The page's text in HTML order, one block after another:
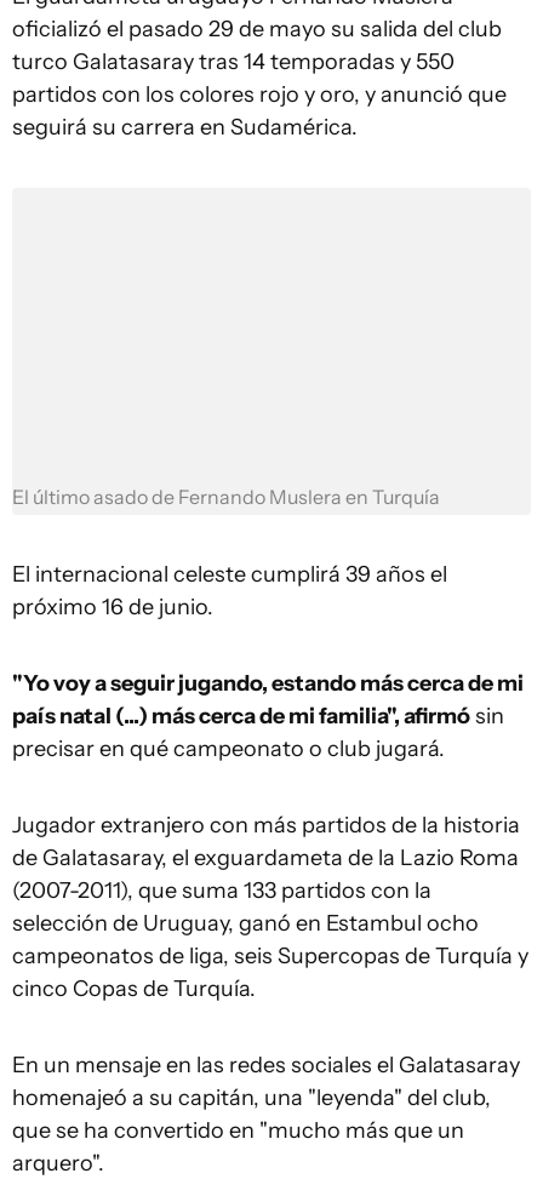
oficializó el pasado 29 de mayo su salida del club
turco Galatasaray tras 14 temporadas y 550
partidos con los colores rojo y oro, y anunció que
seguirá su carrera en Sudamérica.
El último asado de Fernando Muslera en Turquía
El internacional celeste cumplirá 39 años el
próximo 16 de junio.
"Yo voy a seguir jugando, estando más cerca de mi
país natal (...) más cerca de mi familia", afirmósin
precisar en qué campeonato o club jugará.
Jugador extranjero con más partidos de la historia
de Galatasaray, el exguardameta de la Lazio Roma
(2007-2011), que suma 133 partidos con la
selección de Uruguay, ganó en Estambul ocho
campeonatos de liga, seis Supercopas de Turquía y
cinco Copas de Turquía.
En un mensaje en las redes sociales el Galatasaray
homenajeó a su capitán, una "leyenda" del club,
que se ha convertido en "mucho más que un
arquero".